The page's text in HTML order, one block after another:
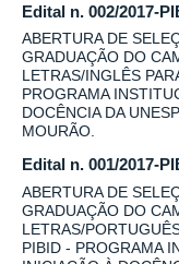
Edital n. 002/2017-
ABERTURA DE
GRADUAÇÃO DO
LETRAS/INGLÊS
PROGRAMA
DOCÊNCIA DA
MOURÃO.
Edital n. 001/2017-
ABERTURA DE
GRADUAÇÃO DO
LETRAS/
PIBID - PROGRAMA